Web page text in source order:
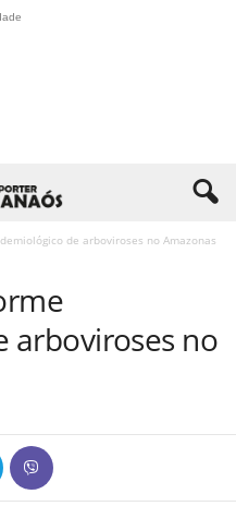
de arboviroses no Amazonas
arboviroses no